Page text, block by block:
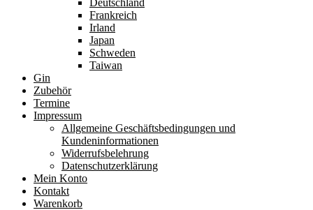
Deutschland
Frankreich
Irland
Japan
Schweden
Taiwan
Gin
Zubehör
Termine
Impressum
Allgemeine Geschäftsbedingungen und
Kundeninformationen
Widerrufsbelehrung
Datenschutzerklärung
Mein Konto
Kontakt
Warenkorb